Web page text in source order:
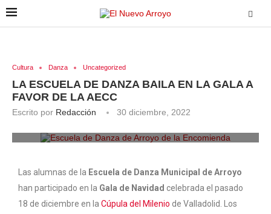
Cultura Danza Uncategorized
LA ESCUELA DE DANZA BAILA EN LA GALA A
FAVOR DE LA AECC
Escrito por Redacción 30 diciembre, 2022
Las alumnas de la Escuela de Danza posan antes de su
Las alumnas de la Escuela de Danza Municipal de Arroyo
han participado en la Gala de Navidad celebrada el pasado
18 de diciembre en la Cúpula del Milenio de Valladolid. Los